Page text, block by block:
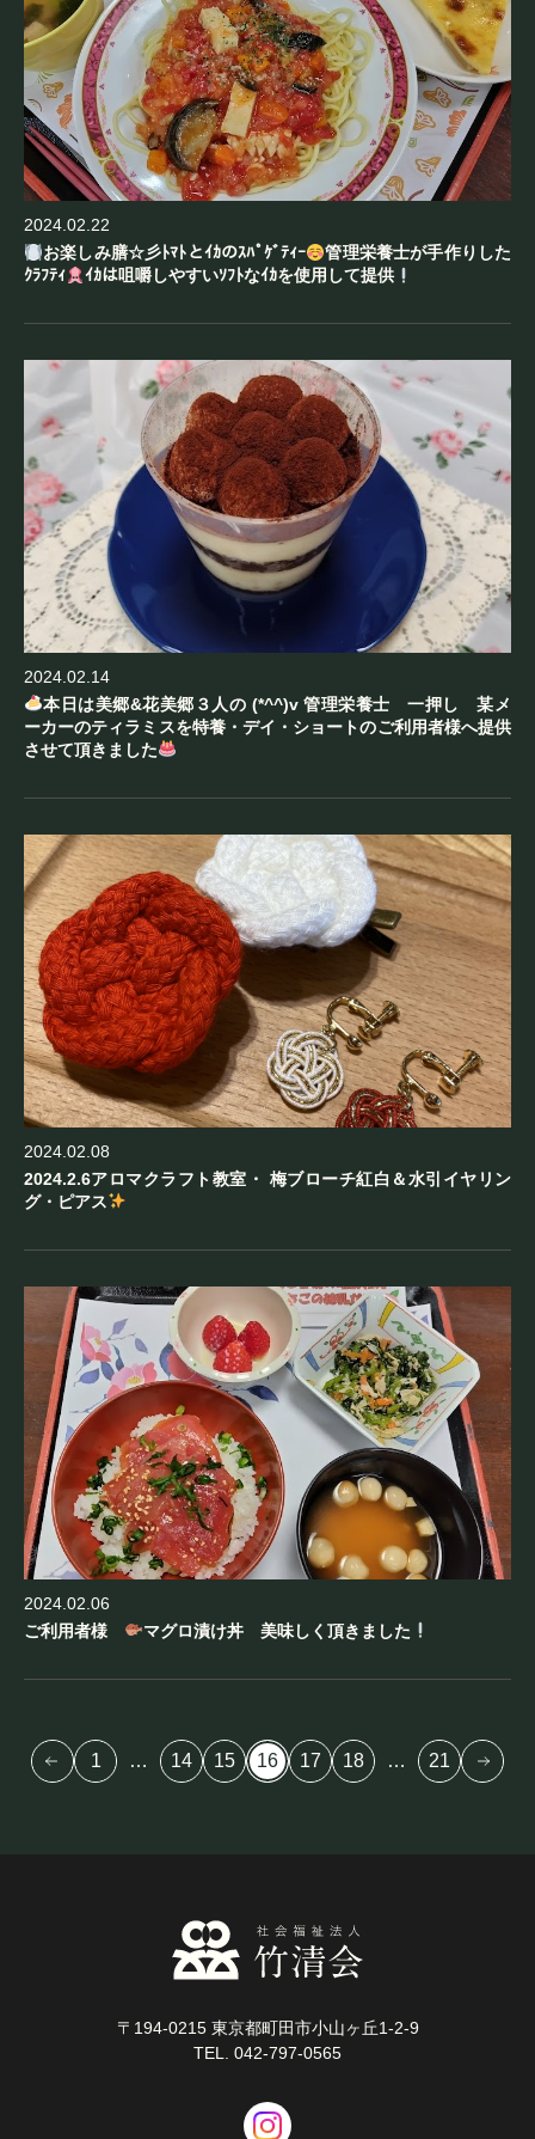
2024.02.22
お楽しみ膳☆彡ﾄﾏﾄとｲｶのｽﾊﾟｹﾞﾃｨｰ
管理栄養士が手作りした
ｸﾗﾌﾃｨ
ｲｶは咀嚼しやすいｿﾌﾄなｲｶを使用して提供
2024.02.14
本日は美郷&花美郷３人の (*^^)v 管理栄養士 一押し 某メ
ーカーのティラミスを特養・デイ・ショートのご利用者様へ提供
させて頂きました
2024.02.08
2024.2.6アロマクラフト教室・ 梅ブローチ紅白＆水引イヤリン
グ・ピアス
2024.02.06
ご利用者様
マグロ漬け丼 美味しく頂きました
1 … 14 15 16 17 18 … 21
〒194-0215 東京都町田市小山ヶ丘1-2-9
TEL. 042-797-0565